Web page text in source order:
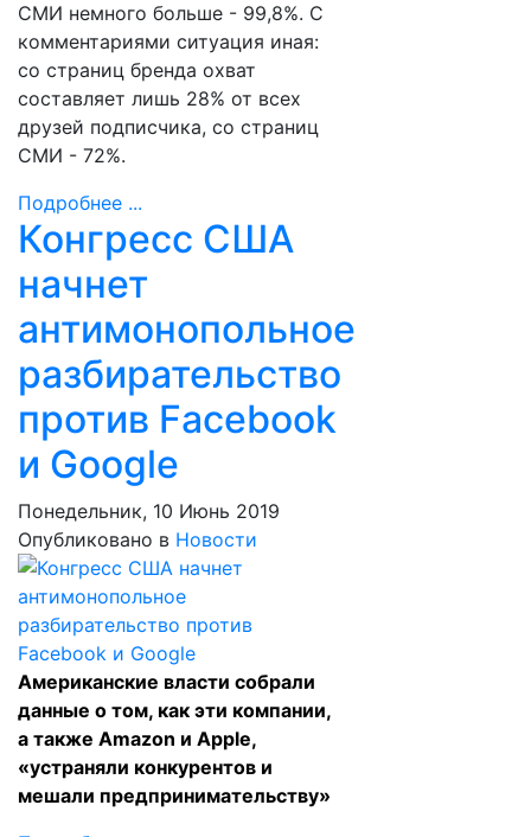
СМИ немного больше - 99,8%. С
комментариями ситуация иная:
со страниц бренда охват
составляет лишь 28% от всех
друзей подписчика, со страниц
СМИ - 72%.
Подробнее ...
Конгресс США
начнет
антимонопольное
разбирательство
против Facebook
и Google
Понедельник, 10 Июнь 2019
Опубликовано в Новости
Американские власти собрали
данные о том, как эти компании,
а также Amazon и Apple,
«устраняли конкурентов и
мешали предпринимательству»